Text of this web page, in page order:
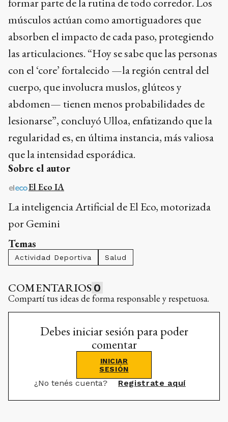
músculos actúan como amortiguadores que
absorben el impacto de cada paso, protegiendo
las articulaciones. “Hoy se sabe que las personas
con el ‘core’ fortalecido —la región central del
cuerpo, que involucra muslos, glúteos y
abdomen— tienen menos probabilidades de
lesionarse”, concluyó Ulloa, enfatizando que la
regularidad es, en última instancia, más valiosa
que la intensidad esporádica.
Sobre el autor
El Eco IA
La inteligencia Artificial de El Eco, motorizada
por Gemini
Temas
Actividad Deportiva Salud
COMENTARIOS 0
Compartí tus ideas de forma responsable y respetuosa.
Debes iniciar sesión para poder
comentar
INICIAR
SESIÓN
¿No tenés cuenta? Registrate aquí